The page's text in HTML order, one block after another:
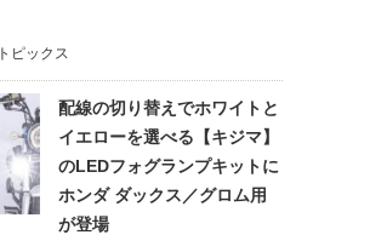
トピックス
配線の切り替えでホワイトと
イエローを選べる【キジマ】
のLEDフォグランプキットに
ホンダ ダックス／グロム用
が登場